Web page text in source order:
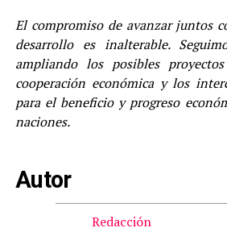
El compromiso de avanzar juntos
desarrollo es inalterable.
ampliando los posibles
cooperación económica y los
para el beneficio y progreso
naciones.
Autor
Redacción